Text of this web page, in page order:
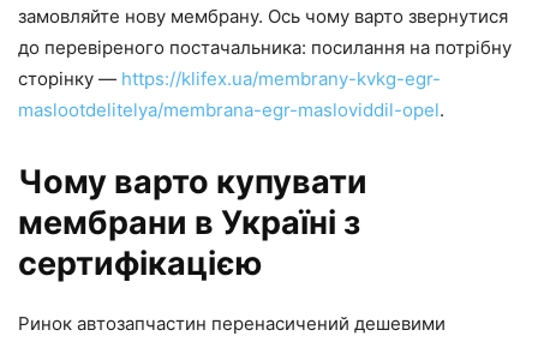
замовляйте нову мембрану. Ось чому варто звернутися
до перевіреного постачальника: посилання на потрібну
сторінку — https://klifex.ua/membrany-kvkg-egr-
maslootdelitelya/membrana-egr-masloviddil-opel.
Чому варто купувати
мембрани в Україні з
сертифікацією
Ринок автозапчастин перенасичений дешевими